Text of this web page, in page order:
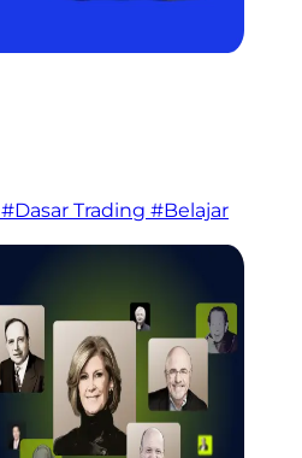
#Dasar Trading #Belajar